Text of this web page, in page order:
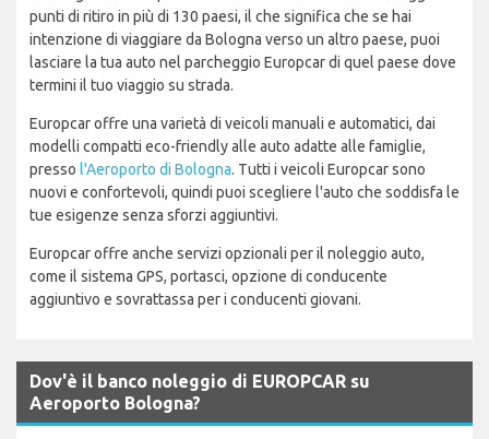
punti di ritiro in più di 130 paesi, il che significa che se hai
intenzione di viaggiare da Bologna verso un altro paese, puoi
lasciare la tua auto nel parcheggio Europcar di quel paese dove
termini il tuo viaggio su strada.
Europcar offre una varietà di veicoli manuali e automatici, dai
modelli compatti eco-friendly alle auto adatte alle famiglie,
presso l'Aeroporto di Bologna. Tutti i veicoli Europcar sono
nuovi e confortevoli, quindi puoi scegliere l'auto che soddisfa le
tue esigenze senza sforzi aggiuntivi.
Europcar offre anche servizi opzionali per il noleggio auto,
come il sistema GPS, portasci, opzione di conducente
aggiuntivo e sovrattassa per i conducenti giovani.
Dov'è il banco noleggio di EUROPCAR su
Aeroporto Bologna?